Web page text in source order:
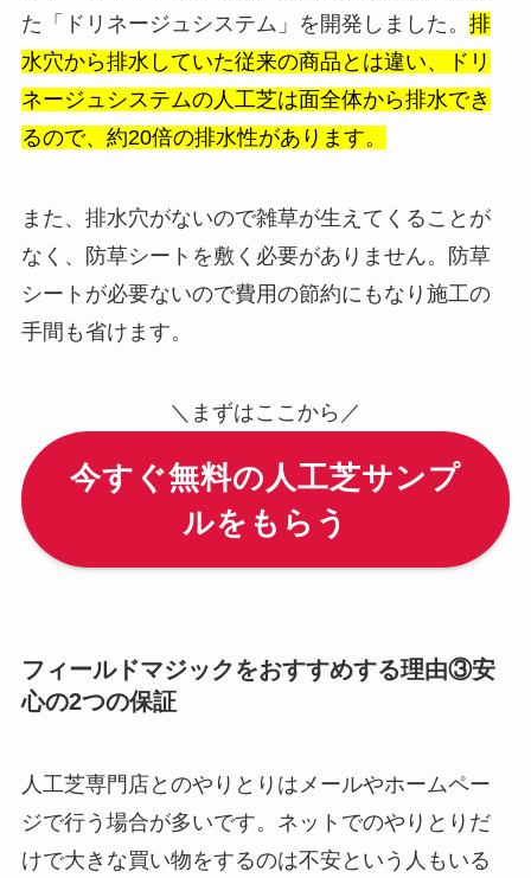
た「ドリネージュシステム」を開発しました。 排
水穴から排水していた従来の商品とは違い、ドリ
ネージュシステムの人工芝は面全体から排水でき
るので、約20倍の排水性があります。
また、排水穴がないので雑草が生えてくることが
なく、防草シートを敷く必要がありません。防草
シートが必要ないので費用の節約にもなり施工の
手間も省けます。
＼まずはここから／
今すぐ無料の人工芝サンプ
ルをもらう
フィールドマジックをおすすめする理由③安
心の2つの保証
人工芝専門店とのやりとりはメールやホームペー
ジで行う場合が多いです。ネットでのやりとりだ
けで大きな買い物をするのは不安という人もいる